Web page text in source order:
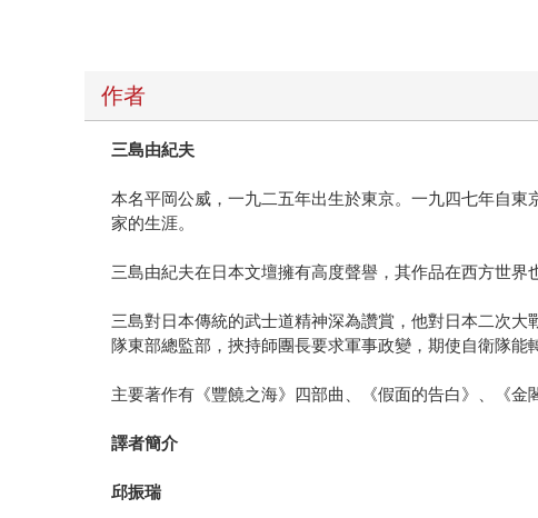
作者
三島由紀夫
本名平岡公威，一九二五年出生於東京。一九四七年自
家的生涯。
三島由紀夫在日本文壇擁有高度聲譽，其作品在西方世界
三島對日本傳統的武士道精神深為讚賞，他對日本二次
隊東部總監部，挾持師團長要求軍事政變，期使自衛隊
主要著作有《豐饒之海》四部曲、《假面的告白》、《
譯者簡介
邱振瑞